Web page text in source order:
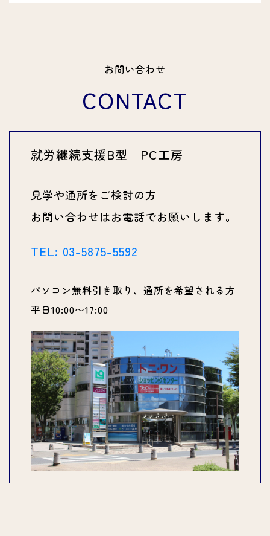
お問い合わせ
CONTACT
就労継続支援B型 PC工房
見学や通所をご検討の方
お問い合わせはお電話でお願いします。
TEL: 03-5875-5592
パソコン無料引き取り、通所を希望される方
平日10:00〜17:00